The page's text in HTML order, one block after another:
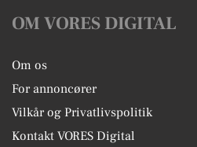
OM VORES DIGITAL
Om os
For annoncører
Vilkår og Privatlivspolitik
Kontakt VORES Digital